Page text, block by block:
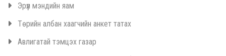
Эрүүл мэндийн яам
Төрийн албан хаагчийн анкет татах
Авлигатай тэмцэх газар